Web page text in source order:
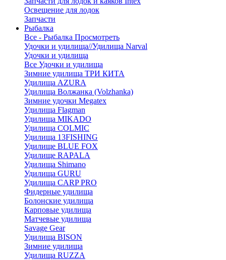
Освещение для лодок
Запчасти
Рыбалка
Все - Рыбалка Просмотреть
Удочки и удилища//Удилища Narval
Удочки и удилища
Все Удочки и удилища
Зимние удилища ТРИ КИТА
Удилища AZURA
Удилища Волжанка (Volzhanka)
Зимние удочки Megatex
Удилища Flagman
Удилища MIKADO
Удилища COLMIC
Удилища 13FISHING
Удилище BLUE FOX
Удилище RAPALA
Удилища Shimano
Удилища GURU
Удилища CARP PRO
Фидерные удилища
Болонские удилища
Карповые удилища
Матчевые удилища
Savage Gear
Удилища BISON
Зимние удилища
Удилища RUZZA